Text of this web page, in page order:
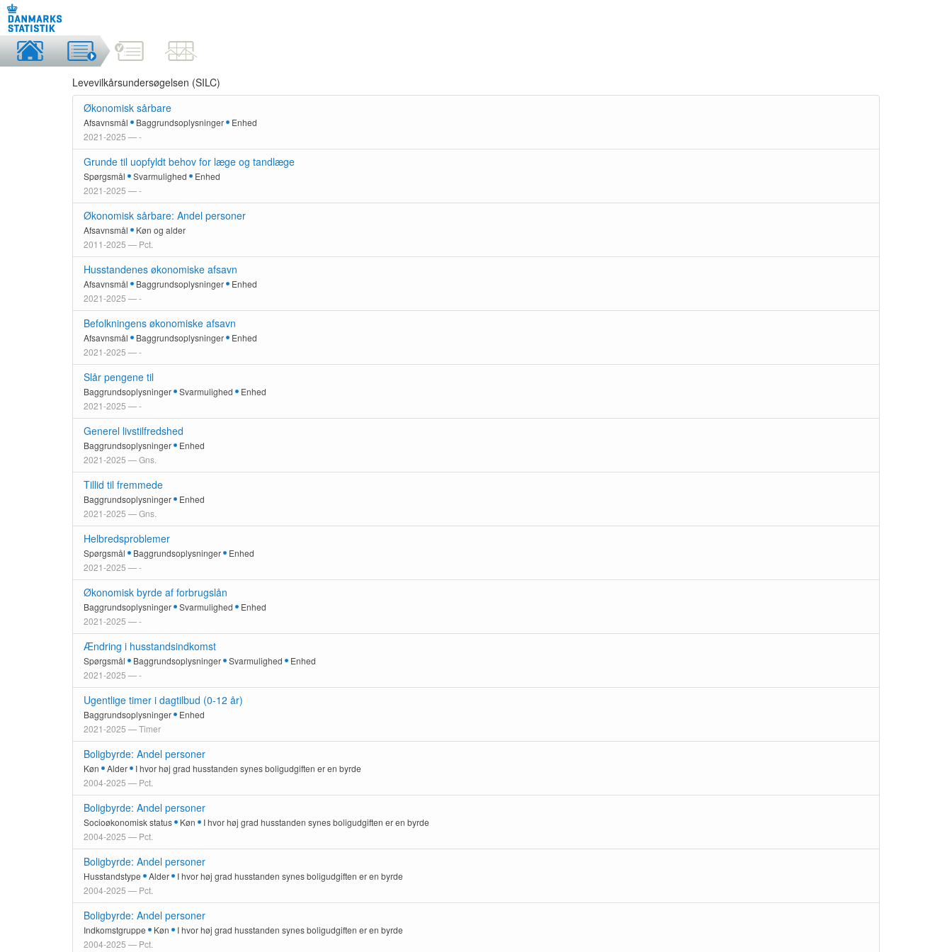
Levevilkårsundersøgelsen (SILC)
Økonomisk sårbare
Afsavnsmål Baggrundsoplysninger
Enhed
2021-2025 — -
Grunde til uopfyldt behov for læge og tandlæge
Spørgsmål Svarmulighed
Enhed
2021-2025 — -
Økonomisk sårbare: Andel personer
Afsavnsmål
Køn og alder
2011-2025 — Pct.
Husstandenes økonomiske afsavn
Afsavnsmål Baggrundsoplysninger
Enhed
2021-2025 — -
Befolkningens økonomiske afsavn
Afsavnsmål Baggrundsoplysninger
Enhed
2021-2025 — -
Slår pengene til
Baggrundsoplysninger Svarmulighed
Enhed
2021-2025 — -
Generel livstilfredshed
Baggrundsoplysninger
Enhed
2021-2025 — Gns.
Tillid til fremmede
Baggrundsoplysninger
Enhed
2021-2025 — Gns.
Helbredsproblemer
Spørgsmål Baggrundsoplysninger
Enhed
2021-2025 — -
Økonomisk byrde af forbrugslån
Baggrundsoplysninger Svarmulighed
Enhed
2021-2025 — -
Ændring i husstandsindkomst
Spørgsmål Baggrundsoplysninger Svarmulighed
Enhed
2021-2025 — -
Ugentlige timer i dagtilbud (0-12 år)
Baggrundsoplysninger
Enhed
2021-2025 — Timer
Boligbyrde: Andel personer
Køn Alder
I hvor høj grad husstanden synes boligudgiften er en byrde
2004-2025 — Pct.
Boligbyrde: Andel personer
Socioøkonomisk status Køn
I hvor høj grad husstanden synes boligudgiften er en byrde
2004-2025 — Pct.
Boligbyrde: Andel personer
Husstandstype Alder
I hvor høj grad husstanden synes boligudgiften er en byrde
2004-2025 — Pct.
Boligbyrde: Andel personer
Indkomstgruppe Køn
I hvor høj grad husstanden synes boligudgiften er en byrde
2004-2025 — Pct.